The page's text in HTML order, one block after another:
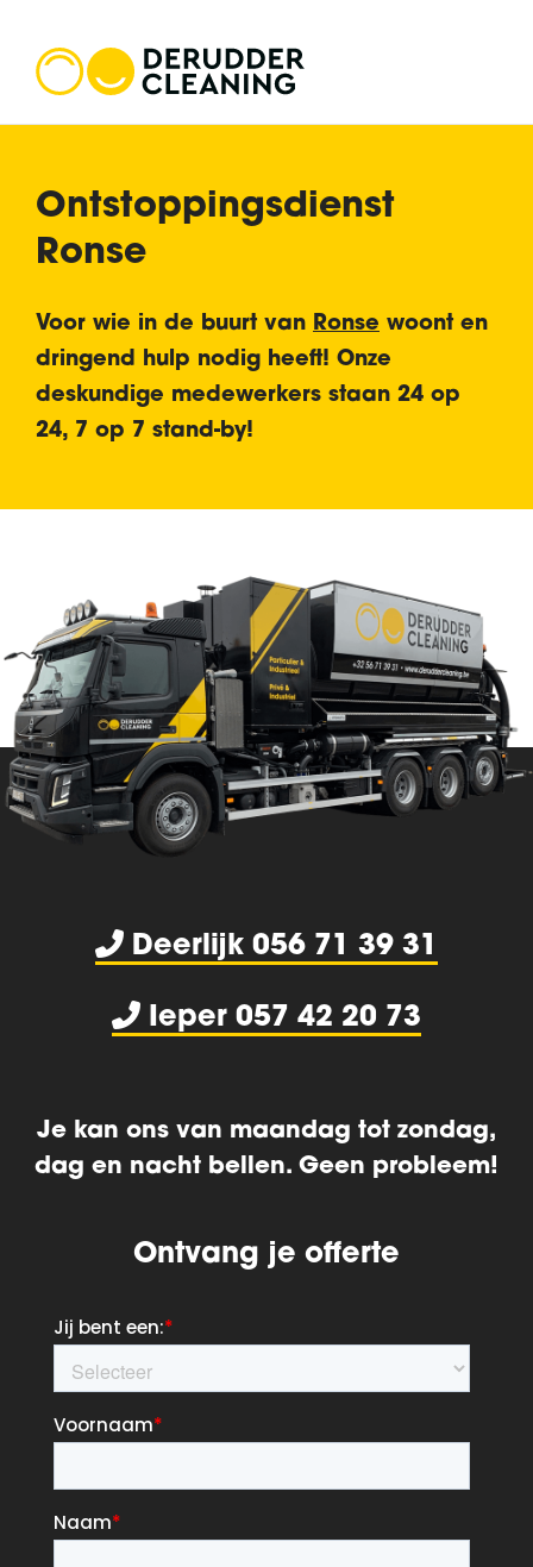
Ontstoppingsdienst
Ronse
Voor wie in de buurt van Ronse woont en
dringend hulp nodig heeft! Onze
deskundige medewerkers staan 24 op
24, 7 op 7 stand-by!
Deerlijk 056 71 39 31
Ieper 057 42 20 73
Je kan ons van maandag tot zondag,
dag en nacht bellen. Geen probleem!
Ontvang je offerte